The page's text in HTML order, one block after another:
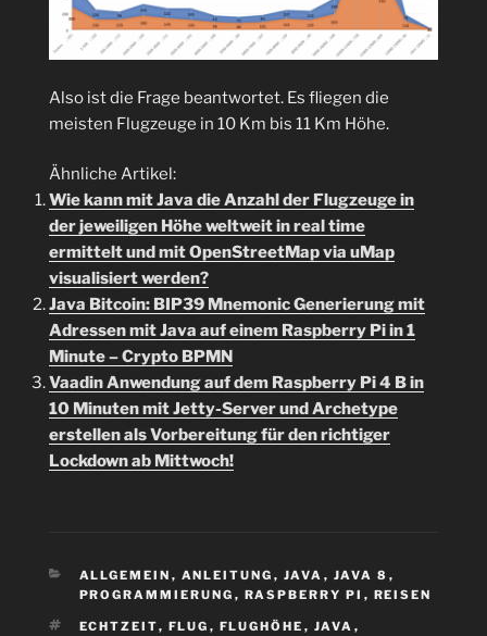
Also ist die Frage beantwortet. Es fliegen die
meisten Flugzeuge in 10 Km bis 11 Km Höhe.
Ähnliche Artikel:
Wie kann mit Java die Anzahl der Flugzeuge in
der jeweiligen Höhe weltweit in real time
ermittelt und mit OpenStreetMap via uMap
visualisiert werden?
Java Bitcoin: BIP39 Mnemonic Generierung mit
Adressen mit Java auf einem Raspberry Pi in 1
Minute – Crypto BPMN
Vaadin Anwendung auf dem Raspberry Pi 4 B in
10 Minuten mit Jetty-Server und Archetype
erstellen als Vorbereitung für den richtiger
Lockdown ab Mittwoch!
KATEGORIEN
ALLGEMEIN , ANLEITUNG , JAVA , JAVA 8 ,
PROGRAMMIERUNG , RASPBERRY PI , REISEN
SCHLAGWÖRTER
ECHTZEIT, FLUG , FLUGHÖHE , JAVA ,